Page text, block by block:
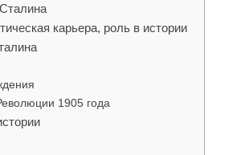
карьера, роль в истории
1905 года